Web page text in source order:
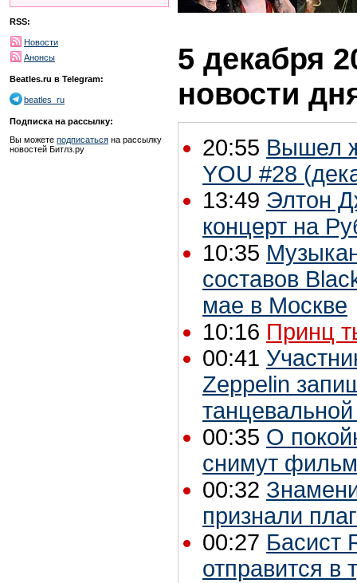
RSS:
Новости
Анонсы
Beatles.ru в Telegram:
beatles_ru
Подписка на рассылку:
Вы можете подписаться на рассылку
новостей Битлз.ру
5 декабря
новости
20:55 Вышел
YOU #28
13:49 Элтон
концерт на
10:35
составов
мае в Москве
10:16 Принц
00:41
Zeppelin
00:35 О
снимут фильм
00:32
признали
00:27 Басист
отправится в